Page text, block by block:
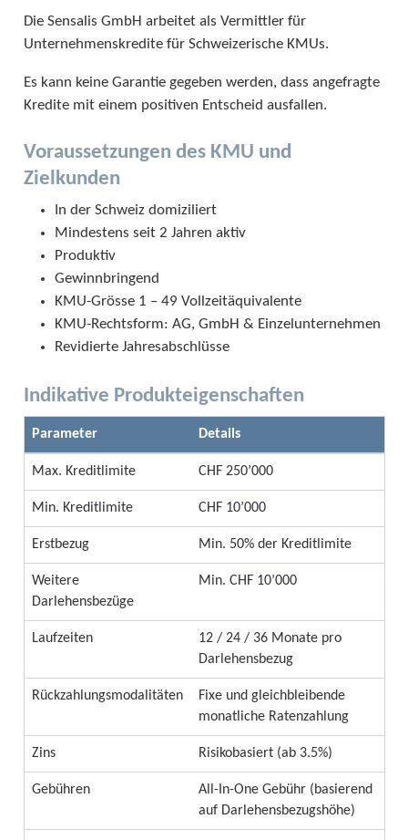
Die Sensalis GmbH arbeitet als Vermittler für
Unternehmenskredite für Schweizerische KMUs.
Es kann keine Garantie gegeben werden, dass angefragte
Kredite mit einem positiven Entscheid ausfallen.
Voraussetzungen des KMU und
Zielkunden
In der Schweiz domiziliert
Mindestens seit 2 Jahren aktiv
Produktiv
Gewinnbringend
KMU-Grösse 1 – 49 Vollzeitäquivalente
KMU-Rechtsform: AG, GmbH & Einzelunternehmen
Revidierte Jahresabschlüsse
Indikative Produkteigenschaften
Parameter Details
Max. Kreditlimite CHF 250’000
Min. Kreditlimite CHF 10’000
Erstbezug Min. 50% der Kreditlimite
Weitere
Darlehensbezüge
Min. CHF 10’000
Laufzeiten
12 / 24 / 36 Monate pro
Darlehensbezug
Rückzahlungsmodalitäten
Fixe und gleichbleibende
monatliche Ratenzahlung
Zins Risikobasiert (ab 3.5%)
Gebühren
All-In-One Gebühr (basierend
auf Darlehensbezugshöhe)